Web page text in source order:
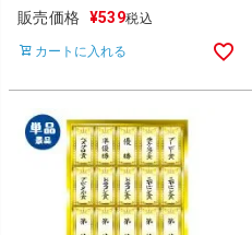
販売価格 ¥539税込
カートに入れる